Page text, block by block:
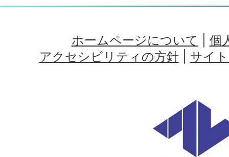
ホームページについて
個
アクセシビリティの方針| サイ